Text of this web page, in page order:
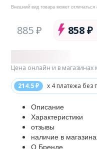
Внешний вид товара может отличаться
885 ₽ 858 ₽
214.5 ₽ x 4 платежа без
Цена онлайн и в магазинах
Описание
Характеристики
отзывы
наличие в
О Бренде